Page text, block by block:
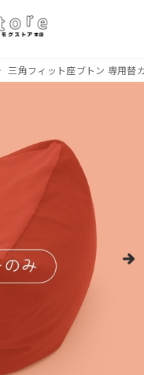
三角フィット座ブトン 専用替